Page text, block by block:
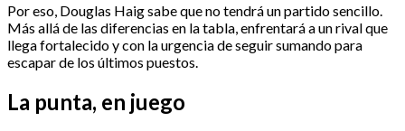
Por eso, Douglas Haig sabe que no tendrá un partido sencillo.
Más allá de las diferencias en la tabla, enfrentará a un rival que
llega fortalecido y con la urgencia de seguir sumando para
escapar de los últimos puestos.
La punta, en juego